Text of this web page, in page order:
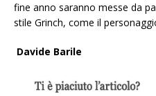
fine anno saranno messe da
stile Grinch, come il
Davide Barile